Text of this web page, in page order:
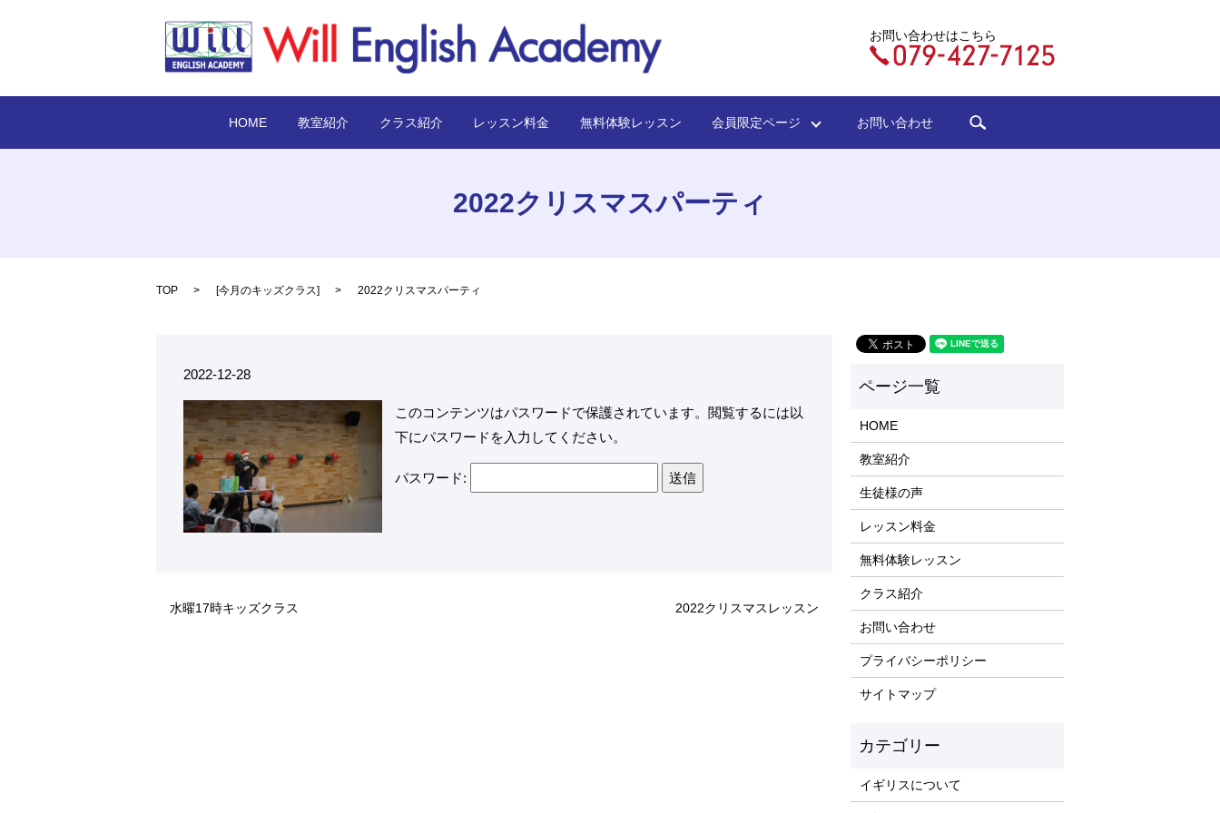
お問い合わせはこちら
HOME 教室紹介 クラス紹介 レッスン料金 無料体験レッスン 会員限定ページ お問い合わせ
2022クリスマスパーティ
TOP [今月のキッズクラス] 2022クリスマスパーティ
2022-12-28
このコンテンツはパスワードで保護されています。閲覧するには以
下にパスワードを入力してください。
パスワード:
水曜17時キッズクラス 2022クリスマスレッスン
HOME
教室紹介
生徒様の声
レッスン料金
無料体験レッスン
クラス紹介
お問い合わせ
プライバシーポリシー
サイトマップ
イギリスについて